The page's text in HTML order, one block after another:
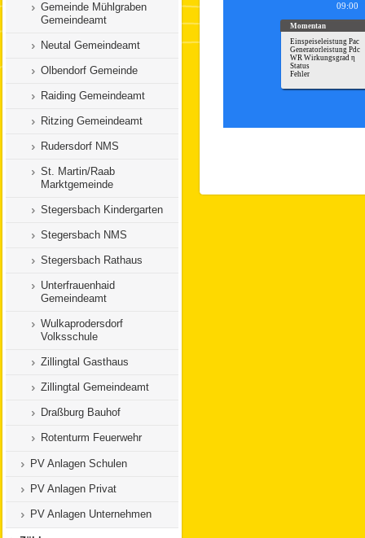
Gemeinde Mühlgraben
Gemeindeamt
Neutal Gemeindeamt
Olbendorf Gemeinde
Raiding Gemeindeamt
Ritzing Gemeindeamt
Rudersdorf NMS
St. Martin/Raab
Marktgemeinde
Stegersbach Kindergarten
Stegersbach NMS
Stegersbach Rathaus
Unterfrauenhaid
Gemeindeamt
Wulkaprodersdorf
Volksschule
Zillingtal Gasthaus
Zillingtal Gemeindeamt
Draßburg Bauhof
Rotenturm Feuerwehr
PV Anlagen Schulen
PV Anlagen Privat
PV Anlagen Unternehmen